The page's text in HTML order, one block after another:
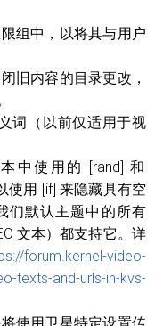
组中，以将其与用户
旧内容的目录更改，
词（以前仅适用于视
中使用的 [rand] 和
使用 [if] 来隐藏具有空
们默认主题中的所有
文本）都支持它。详
forum.kernel-video-
texts-and-urls-in-kvs-